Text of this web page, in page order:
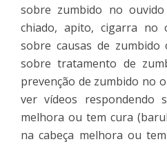
sobre zumbido no
chiado, apito, cigarra no
sobre causas de
sobre tratamento de
prevenção de zumbido no
ver vídeos respondendo
melhora ou tem cura
na cabeça melhora ou